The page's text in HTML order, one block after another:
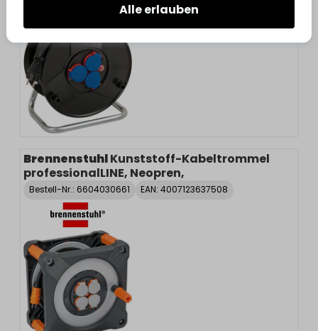
BrennenstuhlKunststoff-Kabeltrommel
professionalLINE, Neopren,
Bestell-Nr.: 6604030661 EAN: 4007123637508
Alle erlauben